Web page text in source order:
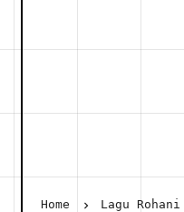
Home Lagu Rohani